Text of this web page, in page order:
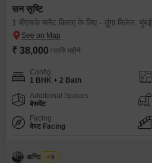
सन सृष्टि
1 बीएचके फ्लैट किराए के लिए - तुंगा विलेज, मुंबई
₹ 38,000 / प्रति महीने
Config
1 BHK + 2 Bath
Additional Spaces
बेसमेंट
Facing
वेस्ट Facing
अनिल कांबळे
5